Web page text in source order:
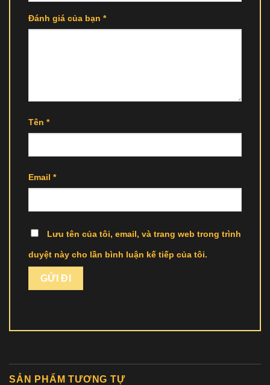
Đánh giá của bạn *
Tên *
Email *
Lưu tên của tôi, email, và trang web trong trình
duyệt này cho lần bình luận kế tiếp của tôi.
SẢN PHẨM TƯƠNG TỰ